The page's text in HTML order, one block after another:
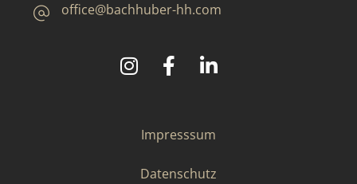
office@bachhuber-hh.com
Bachhuber Contract GmbH & Co. KG
Impresssum
Datenschutz